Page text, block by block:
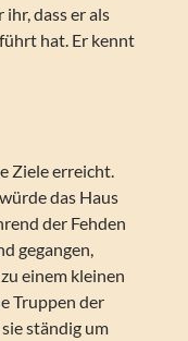
dass er als
hat. Er kennt
Ziele erreicht.
das Haus
der Fehden
gegangen,
einem kleinen
Truppen der
ständig um